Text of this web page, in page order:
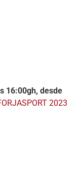
16:00gh, desde
2023